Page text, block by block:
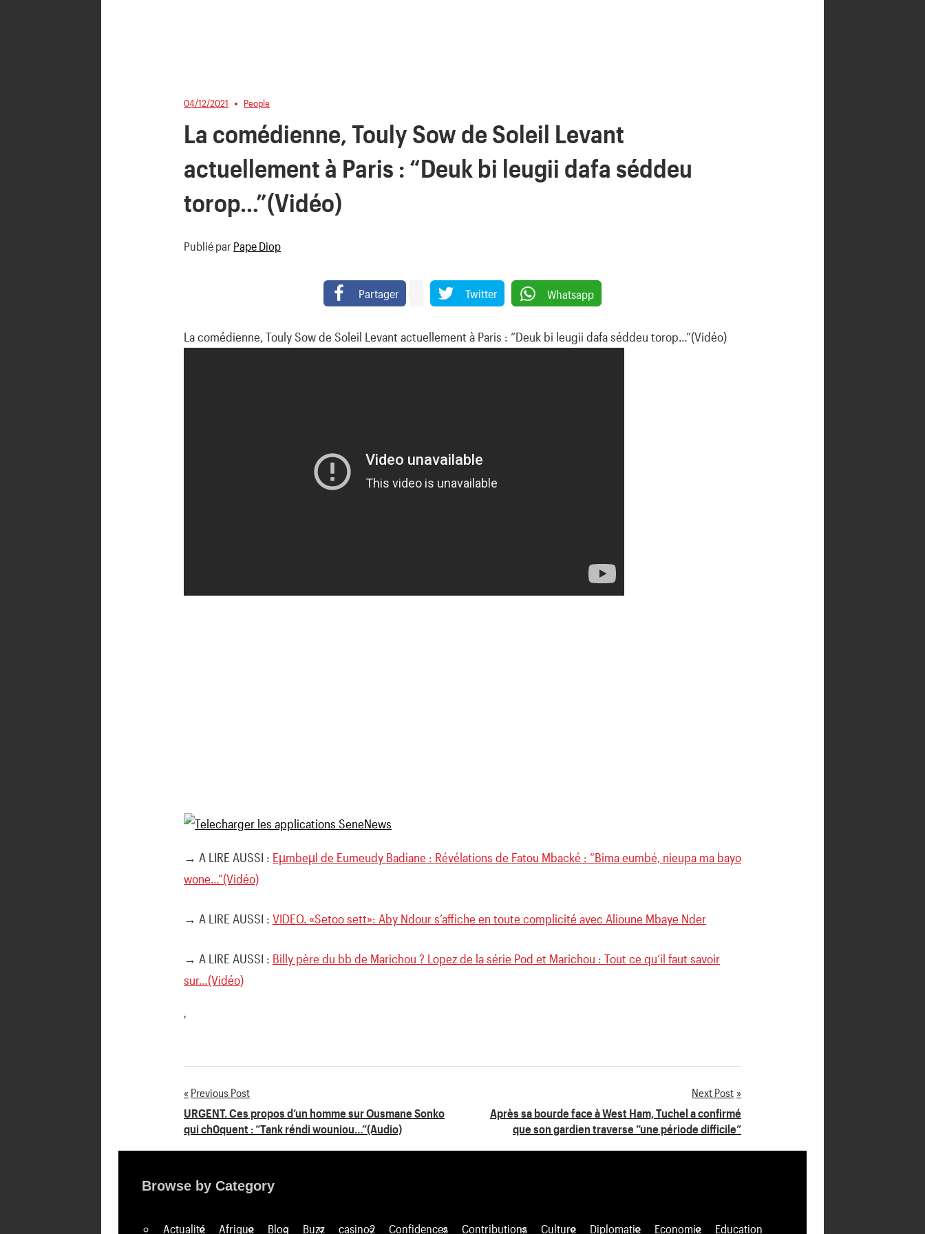
04/12/2021 People
La comédienne, Touly Sow de Soleil Levant
actuellement à Paris : “Deuk bi leugii dafa séddeu
torop…”(Vidéo)
Publié par Pape Diop
Partager Twitter Whatsapp
La comédienne, Touly Sow de Soleil Levant actuellement à Paris : “Deuk bi leugii dafa séddeu torop…”(Vidéo)
→ A LIRE AUSSI : Eµmbeµl de Eumeudy Badiane : Révélations de Fatou Mbacké : “Bima eumbé, nieupa ma bayo
wone…”(Vidéo)
→ A LIRE AUSSI : VIDEO. «Setoo sett»: Aby Ndour s’affiche en toute complicité avec Alioune Mbaye Nder
→ A LIRE AUSSI : Billy père du bb de Marichou ? Lopez de la série Pod et Marichou : Tout ce qu’il faut savoir
sur…(Vidéo)
'
Navigation
de
Previous Post
URGENT. Ces propos d’un homme sur Ousmane Sonko
qui ch0quent : “Tank réndi wouniou…”(Audio)
Next Post
Après sa bourde face à West Ham, Tuchel a confirmé
que son gardien traverse “une période difficile”
Browse by Category
Actualité Afrique Blog Buzz casino2 Confidences Contributions Culture Diplomatie Economie Education